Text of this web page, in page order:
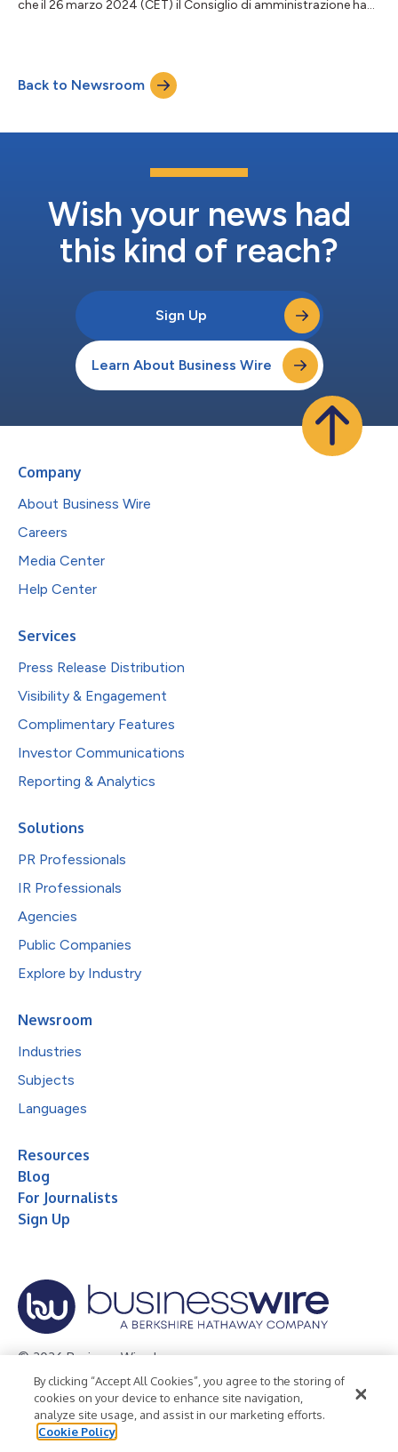
che il 26 marzo 2024 (CET) il Consiglio di amministrazione ha
Japan Pharma Business Unit (JPBU), subentrerà a Constantine
Saroukos nel ruolo di Direttore finanziario (CFO) con entrata in
Back to Newsroom
Wish your news had
this kind of reach?
Sign Up
Learn About Business Wire
Company
About Business Wire
Careers
Media Center
Help Center
Services
Press Release Distribution
Visibility & Engagement
Complimentary Features
Investor Communications
Reporting & Analytics
Solutions
PR Professionals
IR Professionals
Agencies
Public Companies
Explore by Industry
Newsroom
Industries
Subjects
Languages
Resources
Blog
For Journalists
Sign Up
© 2026 Business Wire, Inc.
Privacy Policy Cookie Policy
Accessibility Statement
Terms of Use
Legal
By clicking “Accept All Cookies”, you agree to the storing of
cookies on your device to enhance site navigation,
analyze site usage, and assist in our marketing efforts.
Cookie Policy